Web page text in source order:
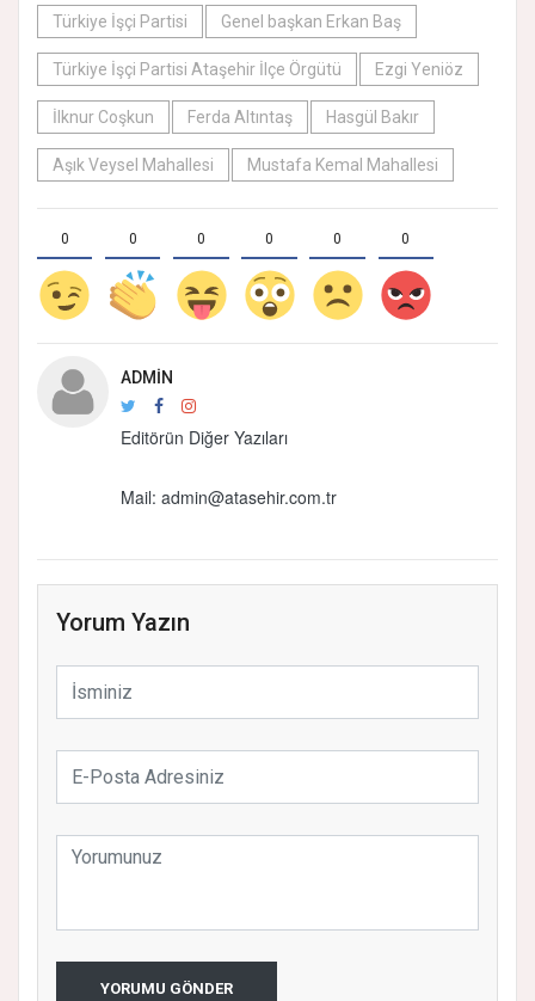
Türkiye İşçi Partisi
Genel başkan Erkan Baş
Türkiye İşçi Partisi Ataşehir İlçe Örgütü Ezgi Yeniöz
İlknur Coşkun Ferda Altıntaş Hasgül Bakır
Aşık Veysel Mahallesi Mustafa Kemal Mahallesi
0 0 0 0 0 0
ADMIN
Editörün Diğer Yazıları
Mail: admin@atasehir.com.tr
Yorum Yazın
YORUMU GÖNDER